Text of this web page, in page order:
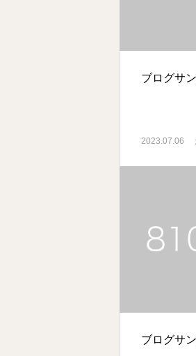
ブログサ
2023.07.06
ブログサ